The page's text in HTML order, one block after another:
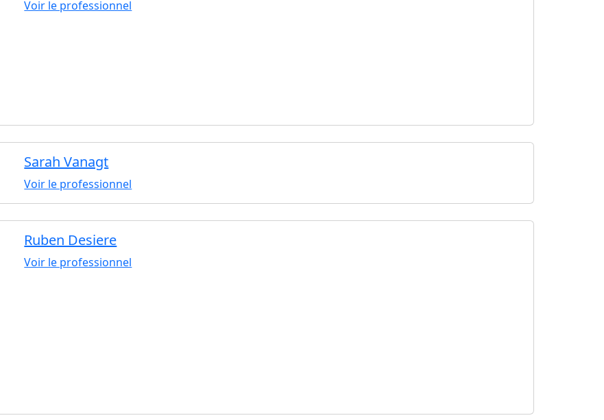
Voir le professionnel
Sarah Vanagt
Voir le professionnel
Ruben Desiere
Voir le professionnel